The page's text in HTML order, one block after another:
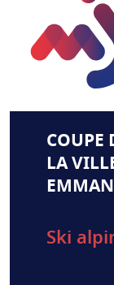
COUPE
LA
Ski